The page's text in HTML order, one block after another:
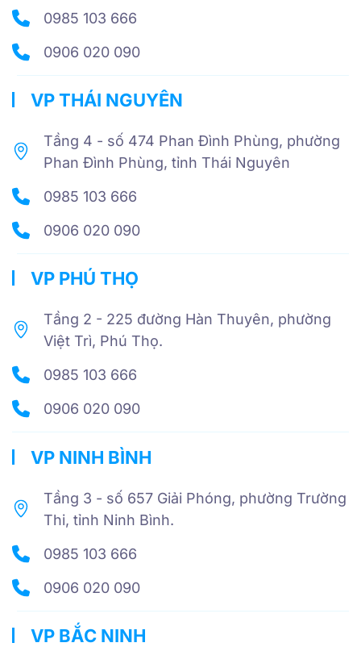
0985 103 666
0906 020 090
VP THÁI NGUYÊN
Tầng 4 - số 474 Phan Đình Phùng, phường
Phan Đình Phùng, tỉnh Thái Nguyên
0985 103 666
0906 020 090
VP PHÚ THỌ
Tầng 2 - 225 đường Hàn Thuyên, phường
Việt Trì, Phú Thọ.
0985 103 666
0906 020 090
VP NINH BÌNH
Tầng 3 - số 657 Giải Phóng, phường Trường
Thi, tỉnh Ninh Bình.
0985 103 666
0906 020 090
VP BẮC NINH